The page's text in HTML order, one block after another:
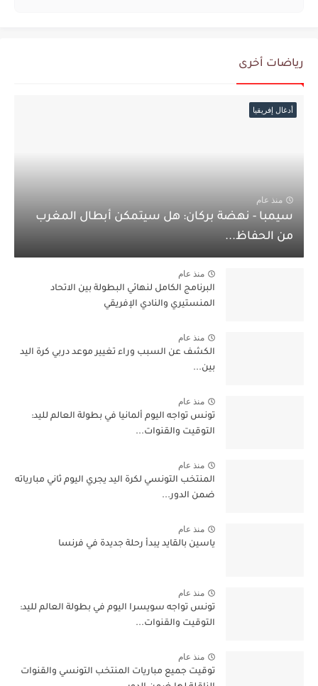
رياضات أخرى
أدغال إفريقيا
منذ عام
سيمبا - نهضة بركان: هل سيتمكن أبطال المغرب
من الحفاظ...
منذ عام
البرنامج الكامل لنهائي البطولة بين الاتحاد
المنستيري والنادي الإفريقي
منذ عام
الكشف عن السبب وراء تغيير موعد دربي كرة اليد
بين...
منذ عام
تونس تواجه اليوم ألمانيا في بطولة العالم لليد:
التوقيت والقنوات...
منذ عام
المنتخب التونسي لكرة اليد يجري اليوم ثاني مبارياته
ضمن الدور...
منذ عام
ياسين بالقايد يبدأ رحلة جديدة في فرنسا
منذ عام
تونس تواجه سويسرا اليوم في بطولة العالم لليد:
التوقيت والقنوات...
منذ عام
توقيت جميع مباريات المنتخب التونسي والقنوات